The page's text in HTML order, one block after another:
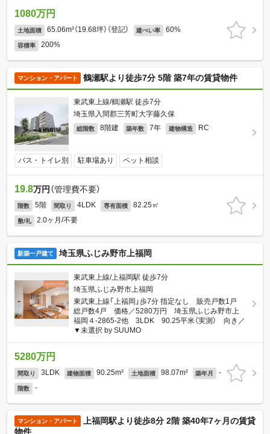
1080万円
土地面積 65.06m²（19.68坪）（登記） 建ぺい率 60%
容積率 200%
マンション・アパート 鶴瀬駅より徒歩7分 5階 築7年の賃貸物件
東武東上線/鶴瀬駅 徒歩7分
埼玉県入間郡三芳町大字藤久保
総階数 8階建 築年数 7年 建物構造 RC
バス・トイレ別 駐車場あり ペット相談
19.8万円 （管理費不要）
階数 5階 間取り 4LDK 専有面積 82.25㎡
敷/礼 2.0ヶ月/不要
新築一戸建て 埼玉県ふじみ野市上福岡
東武東上線/上福岡駅 徒歩7分
埼玉県ふじみ野市上福岡
東武東上線「上福岡」歩7分 指定なし 販売戸数1戸
総戸数4戸 価格／5280万円 埼玉県ふじみ野市上
福岡４-2865-2他 3LDK 90.25平米（実測） 向き／
▼未選択 by SUUMO
5280万円
間取り 3LDK 建物面積 90.25m² 土地面積 98.07m² 築年月 -
階数 -
マンション・アパート
上福岡駅より徒歩8分 2階 築40年7ヶ月の賃貸
物件